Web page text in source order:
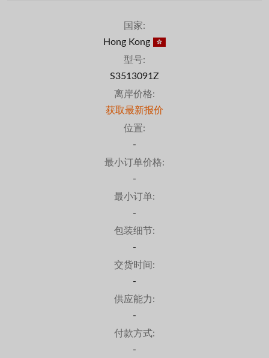
国家:
Hong Kong
型号:
S3513091Z
离岸价格:
获取最新报价
位置:
-
最小订单价格:
-
最小订单:
-
包装细节:
-
交货时间:
-
供应能力:
-
付款方式:
-